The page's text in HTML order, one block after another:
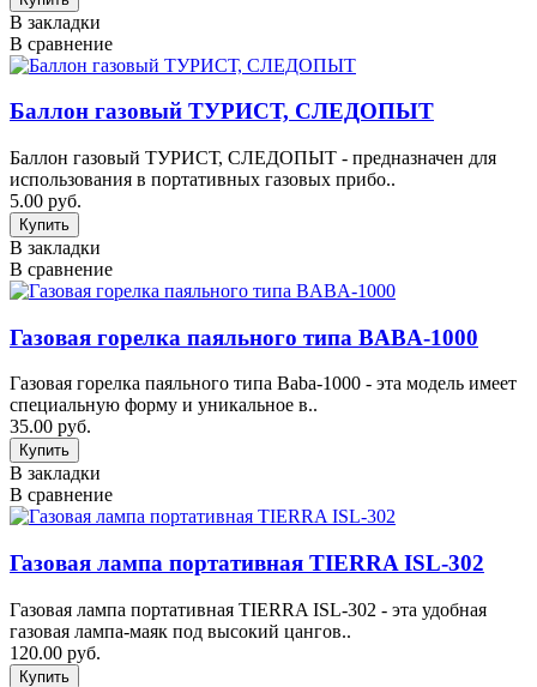
В закладки
В сравнение
Баллон газовый ТУРИСТ, СЛЕДОПЫТ
Баллон газовый ТУРИСТ, СЛЕДОПЫТ - предназначен для
использования в портативных газовых прибо..
5.00 руб.
В закладки
В сравнение
Газовая горелка паяльного типа BABA-1000
Газовая горелка паяльного типа Baba-1000 - эта модель имеет
специальную форму и уникальное в..
35.00 руб.
В закладки
В сравнение
Газовая лампа портативная TIERRA ISL-302
Газовая лампа портативная TIERRA ISL-302 - эта удобная
газовая лампа-маяк под высокий цангов..
120.00 руб.